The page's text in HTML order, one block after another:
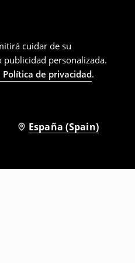
cuidar de su
publicidad personalizada.
Política de privacidad.
España (Spain)